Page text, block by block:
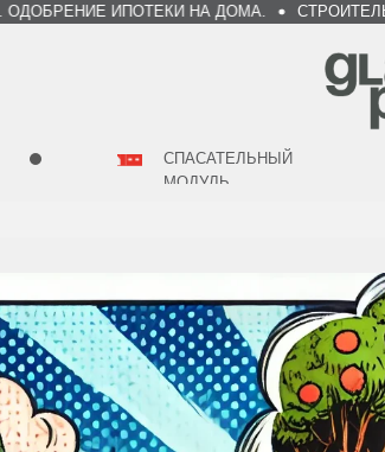
ИПОТЕКИ НА ДОМА.
СПАСАТЕЛЬНЫЙ
МОДУЛЬ